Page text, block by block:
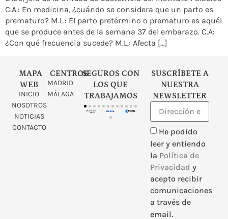
C.A.: En medicina, ¿cuándo se considera que un parto es
prematuro? M.L.: El parto pretérmino o prematuro es aquél
que se produce antes de la semana 37 del embarazo. C.A:
¿Con qué frecuencia sucede? M.L.: Afecta […]
MAPA
WEB
INICIO
NOSOTROS
NOTICIAS
CONTACTO
CENTROS
MADRID
MÁLAGA
SEGUROS CON
LOS QUE
TRABAJAMOS
SUSCRÍBETE A
NUESTRA
NEWSLETTER
He podido
leer y entiendo
la Política de
Privacidad y
acepto recibir
comunicaciones
a través de
email.